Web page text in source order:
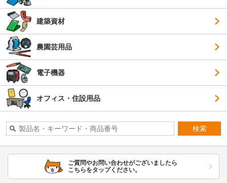
建築資材
農園芸用品
電子機器
オフィス・住設用品
検索
ご質問やお問い合わせがございましたら
こちらをタップください。